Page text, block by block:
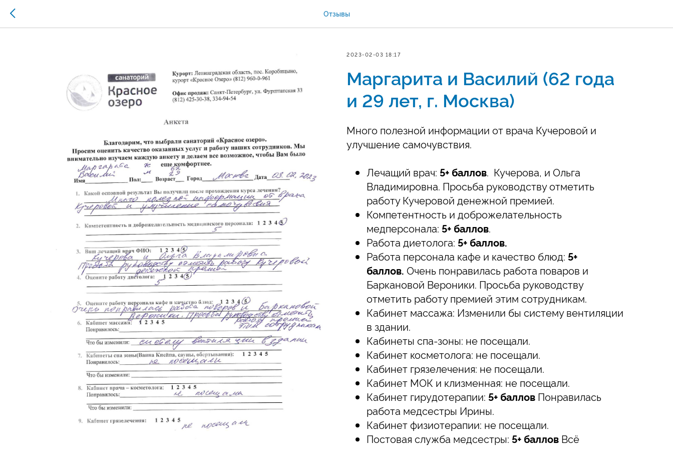
Отзывы
2023-02-03 18:17
Маргарита и Василий (62 года
и 29 лет, г. Москва)
Много полезной информации от врача Кучеровой и
улучшение самочувствия.
Лечащий врач: 5+ баллов. Кучерова, и Ольга
Владимировна. Просьба руководству отметить
работу Кучеровой денежной премией.
Компетентность и доброжелательность
медперсонала: 5+ баллов.
Работа диетолога: 5+ баллов.
Работа персонала кафе и качество блюд: 5+
баллов. Очень понравилась работа поваров и
Баркановой Вероники. Просьба руководству
отметить работу премией этим сотрудникам.
Кабинет массажа: Изменили бы систему вентиляции
в здании.
Кабинеты спа-зоны: не посещали.
Кабинет косметолога: не посещали.
Кабинет грязелечения: не посещали.
Кабинет МОК и клизменная: не посещали.
Кабинет гирудотерапии: 5+ баллов Понравилась
работа медсестры Ирины.
Кабинет физиотерапии: не посещали.
Постовая служба медсестры: 5+ баллов Всё